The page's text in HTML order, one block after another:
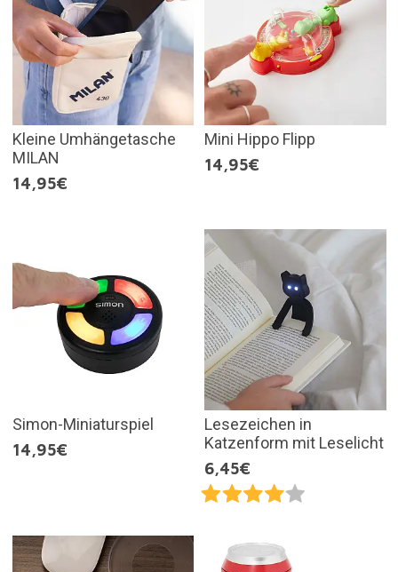
Kleine Umhängetasche
MILAN
14,95€
Mini Hippo Flipp
14,95€
Simon-Miniaturspiel
14,95€
Lesezeichen in
Katzenform mit Leselicht
6,45€